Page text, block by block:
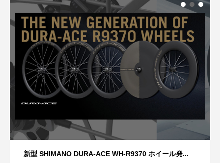
新型 SHIMANO DURA-ACE WH-R9370 ホイール発...